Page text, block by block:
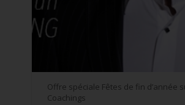
Offre spéciale Fêtes de fin d’année
Coachings